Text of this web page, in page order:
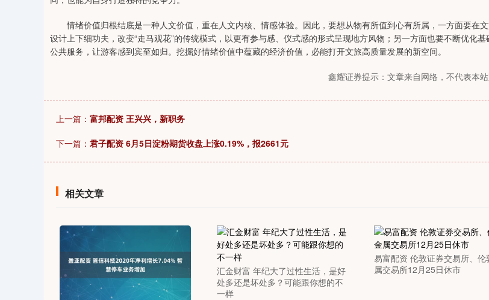
情绪价值归根结底是一种人文价值，重在人文内核、情感体验。因此，要想从物有所值到心有所属，一方面要在
设计上下细功夫，改变“走马观花”的传统模式，以更有参与感、仪式感的形式呈现地方风物；另一方面也要不断优化基
公共服务，让游客感到宾至如归。挖掘好情绪价值中蕴藏的经济价值，必能打开文旅高质量发展的新空间。
鑫耀证券提示：文章来自网络，不代表本站
上一篇： 富邦配资 王兴兴，新职务
下一篇： 君子配资 6月5日淀粉期货收盘上涨0.19%，报2661元
相关文章
汇金财富 年纪大了过性生活，是好
处多还是坏处多？可能跟你想的不
一样
易富配资 伦敦证券交易所、伦
属交易所12月25日休市